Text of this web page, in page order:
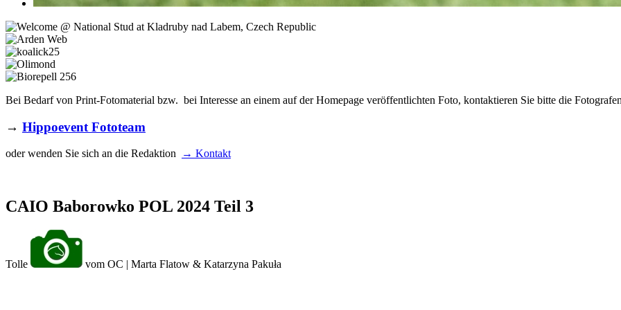
Bei Bedarf von Print-Fotomaterial bzw. bei Interesse an einem auf der Homepage veröffentlichten Foto, kontaktieren Sie bitte die
→ Hippoevent Fototeam
oder wenden Sie sich an die Redaktion → Kontakt
CAIO Baborowko POL 2024 Teil 3
Tolle vom OC | Marta Flatow & Katarzyna Pakuła